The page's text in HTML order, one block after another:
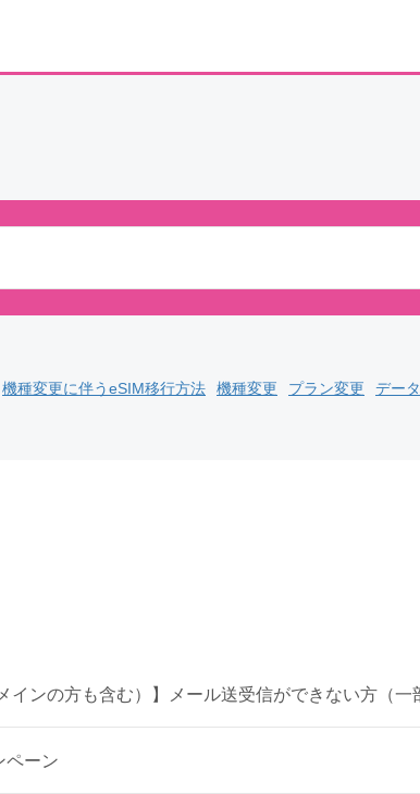
機種変更に伴うeSIM移行方法 機種変更 プラン変更
デー
インの方も含む）】メール送受信ができない方（一
ペーン